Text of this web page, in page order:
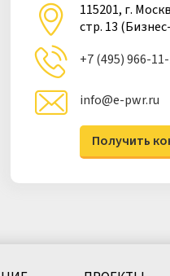
115201, г.
стр. 13
+7 (495) 966-
info@e-pwr.ru
Получить